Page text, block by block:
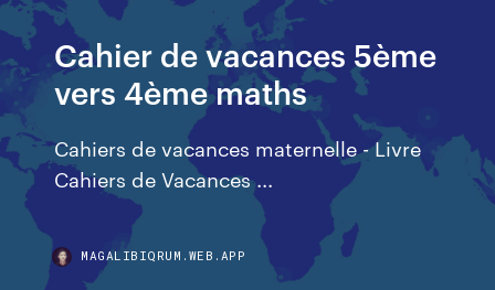
Cahier de vacances 5ème
vers 4ème maths
Cahiers de vacances maternelle - Livre
Cahiers de Vacances ...
MAGALIBIQRUM.WEB.APP